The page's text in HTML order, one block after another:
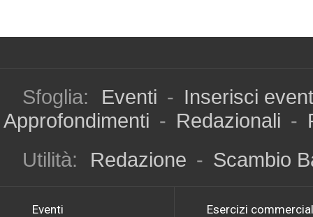
Sfoglia: Eventi - Inserisci
Approfondimenti - Redazionali -
Utilità:
Redazione - Scambio
Eventi Esercizi